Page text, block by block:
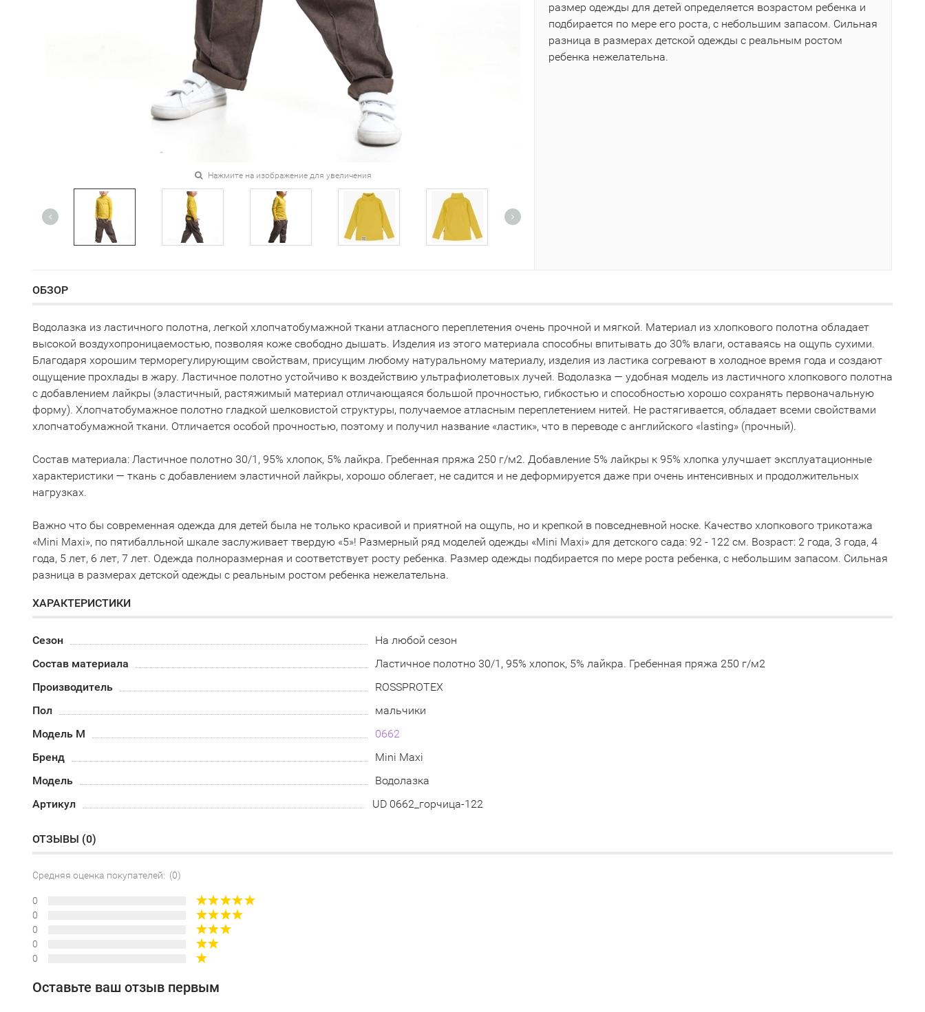
Нажмите на изображение для увеличения
размер одежды для детей определяется возрастом ребенка и
подбирается по мере его роста, с небольшим запасом. Сильная
разница в размерах детской одежды с реальным ростом
ребенка нежелательна.
ОБЗОР
Водолазка из ластичного полотна, легкой хлопчатобумажной ткани атласного переплетения очень прочной и мягкой. Материал из хлопкового полотна обладает
высокой воздухопроницаемостью, позволяя коже свободно дышать. Изделия из этого материала способны впитывать до 30% влаги, оставаясь на ощупь сухими.
Благодаря хорошим терморегулирующим свойствам, присущим любому натуральному материалу, изделия из ластика согревают в холодное время года и создают
ощущение прохлады в жару. Ластичное полотно устойчиво к воздействию ультрафиолетовых лучей. Водолазка — удобная модель из ластичного хлопкового полотна
с добавлением лайкры (эластичный, растяжимый материал отличающаяся большой прочностью, гибкостью и способностью хорошо сохранять первоначальную
форму). Хлопчатобумажное полотно гладкой шелковистой структуры, получаемое атласным переплетением нитей. Не растягивается, обладает всеми свойствами
хлопчатобумажной ткани. Отличается особой прочностью, поэтому и получил название «ластик», что в переводе с английского «lasting» (прочный).
Состав материала: Ластичное полотно 30/1, 95% хлопок, 5% лайкра. Гребенная пряжа 250 г/м2. Добавление 5% лайкры к 95% хлопка улучшает эксплуатационные
характеристики — ткань с добавлением эластичной лайкры, хорошо облегает, не садится и не деформируется даже при очень интенсивных и продолжительных
нагрузках.
Важно что бы современная одежда для детей была не только красивой и приятной на ощупь, но и крепкой в повседневной носке. Качество хлопкового трикотажа
«Mini Maxi», по пятибалльной шкале заслуживает твердую «5»! Размерный ряд моделей одежды «Mini Maxi» для детского сада: 92 - 122 см. Возраст: 2 года, 3 года, 4
года, 5 лет, 6 лет, 7 лет. Одежда полноразмерная и соответствует росту ребенка. Размер одежды подбирается по мере роста ребенка, с небольшим запасом. Сильная
разница в размерах детской одежды с реальным ростом ребенка нежелательна.
ХАРАКТЕРИСТИКИ
Сезон
На любой сезон
Состав материала
Ластичное полотно 30/1, 95% хлопок, 5% лайкра. Гребенная пряжа 250 г/м2
Производитель
ROSSPROTEX
Пол
мальчики
Модель М
0662
Бренд
Mini Maxi
Модель
Водолазка
Артикул
UD 0662_горчица-122
ОТЗЫВЫ (0)
Средняя оценка покупателей: (0)
0
0
0
0
0
Оставьте ваш отзыв первым